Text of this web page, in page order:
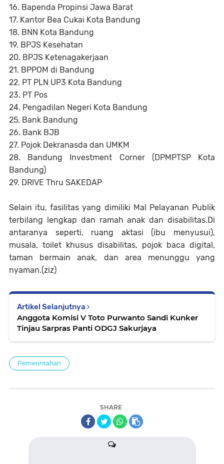
16. Bapenda Propinsi Jawa Barat
17. Kantor Bea Cukai Kota Bandung
18. BNN Kota Bandung
19. BPJS Kesehatan
20. BPJS Ketenagakerjaan
21. BPPOM di Bandung
22. PT PLN UP3 Kota Bandung
23. PT Pos
24. Pengadilan Negeri Kota Bandung
25. Bank Bandung
26. Bank BJB
27. Pojok Dekranasda dan UMKM
28. Bandung Investment Corner (DPMPTSP Kota
Bandung)
29. DRIVE Thru SAKEDAP
Selain itu, fasilitas yang dimiliki Mal Pelayanan Publik
terbilang lengkap dan ramah anak dan disabilitas.Di
antaranya seperti, ruang aktasi (ibu menyusui),
musala, toilet khusus disabilitas, pojok baca digital,
taman bermain anak, dan area menunggu yang
nyaman.(ziz)
Artikel Selanjutnya
Anggota Komisi V Toto Purwanto Sandi Kunker
Tinjau Sarpras Panti ODGJ Sakurjaya
Pemerintahan
SHARE